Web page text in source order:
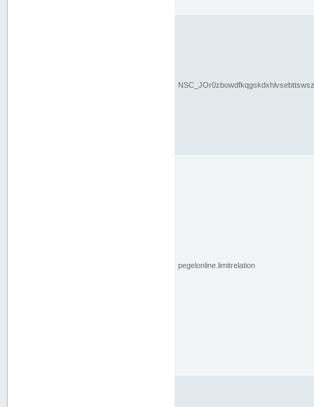
pegelonline.limitrelation